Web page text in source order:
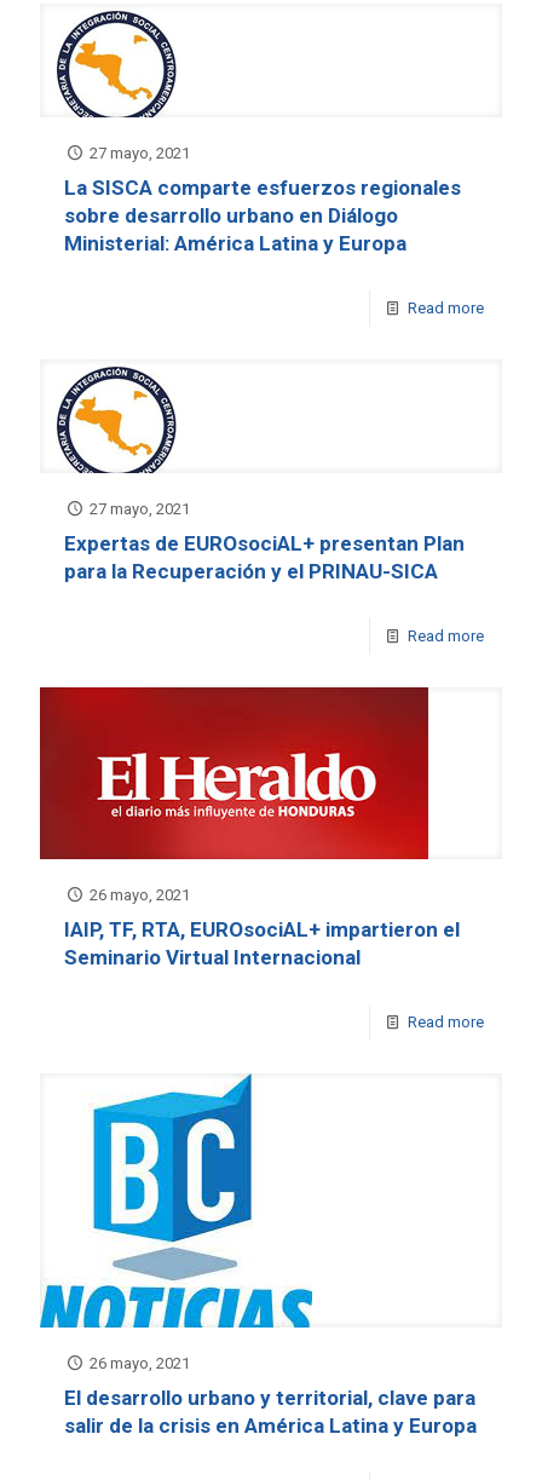
27 mayo, 2021
La SISCA comparte esfuerzos regionales
sobre desarrollo urbano en Diálogo
Ministerial: América Latina y Europa
Read more
27 mayo, 2021
Expertas de EUROsociAL+ presentan Plan
para la Recuperación y el PRINAU-SICA
Read more
26 mayo, 2021
IAIP, TF, RTA, EUROsociAL+ impartieron el
Seminario Virtual Internacional
Read more
26 mayo, 2021
El desarrollo urbano y territorial, clave para
salir de la crisis en América Latina y Europa